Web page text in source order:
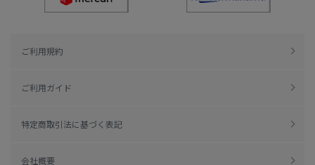
ご利用規約
ご利用ガイド
特定商取引法に基づく表記
会社概要